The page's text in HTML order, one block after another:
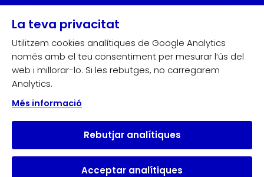
La teva privacitat
Utilitzem cookies analítiques de Google Analytics
només amb el teu consentiment per mesurar l’ús del
web i millorar-lo. Si les rebutges, no carregarem
Analytics.
Més informació
Rebutjar analítiques
Acceptar analítiques